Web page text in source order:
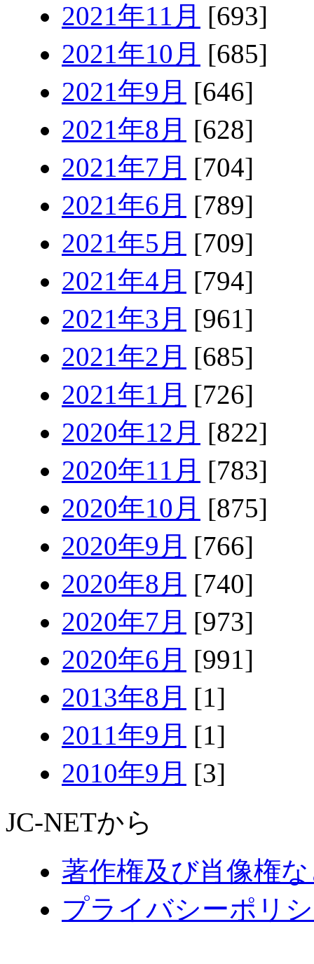
2021年11月 [693]
2021年10月 [685]
2021年9月 [646]
2021年8月 [628]
2021年7月 [704]
2021年6月 [789]
2021年5月 [709]
2021年4月 [794]
2021年3月 [961]
2021年2月 [685]
2021年1月 [726]
2020年12月 [822]
2020年11月 [783]
2020年10月 [875]
2020年9月 [766]
2020年8月 [740]
2020年7月 [973]
2020年6月 [991]
2013年8月 [1]
2011年9月 [1]
2010年9月 [3]
JC-NETから
著作権及び肖像権
プライバシーポリ